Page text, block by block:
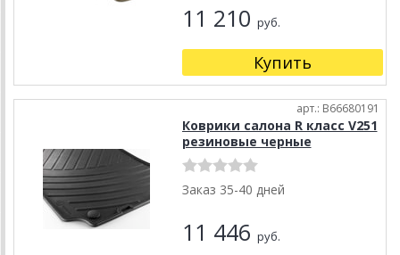
11 210 руб.
Купить
арт.: B66680191
Коврики салона R класс V251
резиновые черные
Заказ 35-40 дней
11 446 руб.